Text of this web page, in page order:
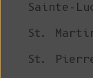
Sainte-
St.
St.